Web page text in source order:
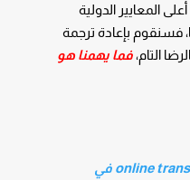
المعايير الدولية
فسنقوم بإعادة ترجمة
التام،فما يهمنا هو
من أفضل online translator في